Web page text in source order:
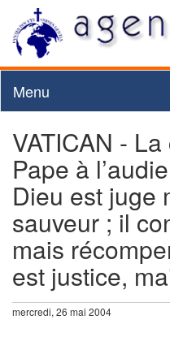
Menu
VATICAN -
Pape à
Dieu est juge
sauveur ; il
mais
est justice,
mercredi, 26 mai 2004